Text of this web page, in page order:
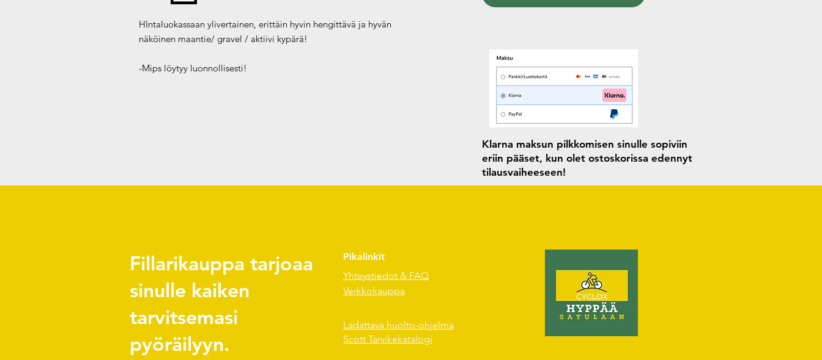
HIntaluokassaan ylivertainen, erittäin hyvin hengittävä ja hyvän
näköinen maantie/ gravel / aktiivi kypärä!
-Mips löytyy luonnollisesti!
Klarna maksun pilkkomisen sinulle sopiviin
eriin pääset, kun olet ostoskorissa edennyt
tilausvaiheeseen!
Fillarikauppa tarjoaa
sinulle kaiken
tarvitsemasi
pyöräilyyn.
Pikalinkit
Yhteystiedot & FAQ
Verkkokauppa
Ladattava huolto-ohjelma
Scott Tarvikekatalogi